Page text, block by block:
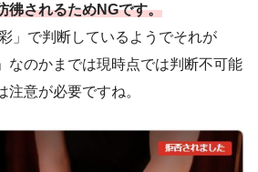
彿されるためNGです。
」で判断しているようでそれが
なのかまでは現時点では判断不可能
注意が必要ですね。